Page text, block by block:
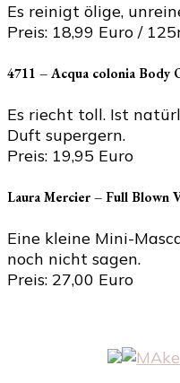
Es reinigt ölige,
Preis: 18,99 Euro /
4711 – Acqua colonia Body
Es riecht toll. Ist
Duft supergern.
Preis: 19,95 Euro
Laura Mercier – Full Blown
Eine kleine Mini-
noch nicht sagen.
Preis: 27,00 Euro